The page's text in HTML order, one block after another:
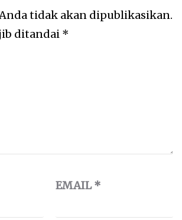
tidak akan dipublikasikan.
ditandai *
EMAIL*